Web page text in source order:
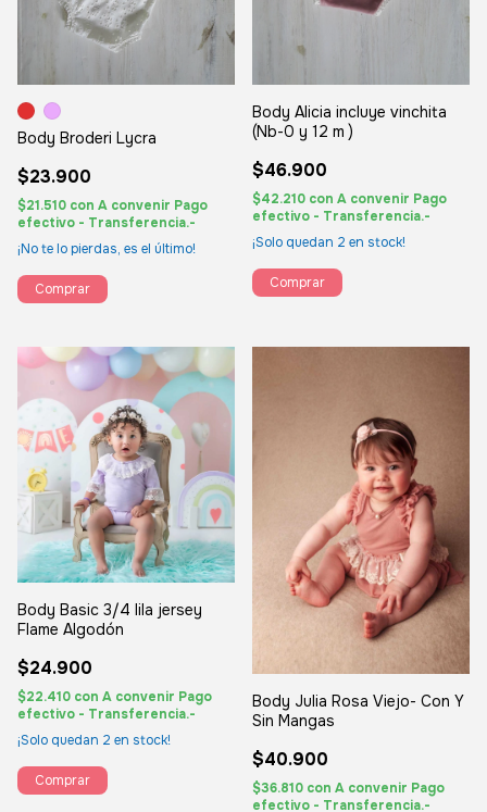
Body Broderi Lycra
$23.900
$21.510 con A convenir Pago
efectivo - Transferencia.-
¡No te lo pierdas, es el último!
Comprar
Body Alicia incluye vinchita
(Nb-0 y 12 m )
$46.900
$42.210 con A convenir Pago
efectivo - Transferencia.-
¡Solo quedan 2 en stock!
Comprar
Body Basic 3/4 lila jersey
Flame Algodón
$24.900
$22.410 con A convenir Pago
efectivo - Transferencia.-
¡Solo quedan 2 en stock!
Comprar
Body Julia Rosa Viejo- Con Y
Sin Mangas
$40.900
$36.810 con A convenir Pago
efectivo - Transferencia.-